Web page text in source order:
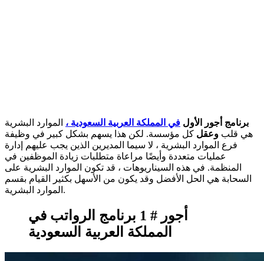
برنامج أجور الأول في المملكة العربية السعودية ، الموارد البشرية
هي قلب وعقل كل مؤسسة. لكن هذا يسهم بشكل كبير في وظيفة
فرع الموارد البشرية ، لا سيما المديرين الذين يجب عليهم إدارة
عمليات متعددة وأيضًا مراعاة متطلبات زيادة الموظفين في
المنظمة. في هذه السيناريوهات ، قد تكون الموارد البشرية على
السحابة هي الحل الأفضل وقد يكون من الأسهل بكثير القيام بقسم
الموارد البشرية.
أجور # 1 برنامج الرواتب في
المملكة العربية السعودية